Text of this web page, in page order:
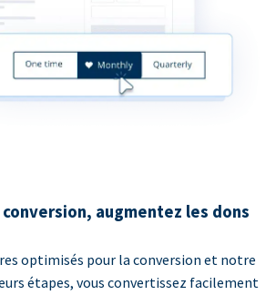
augmentez les dons
optimisés pour la conversion et notre
étapes, vous convertissez facilement